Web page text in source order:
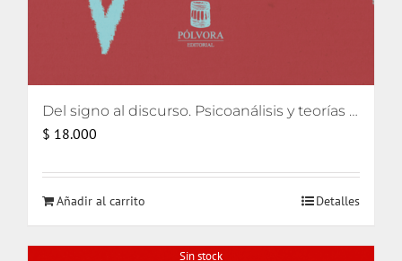
Del signo al discurso. Psicoanálisis y teorías del lenguaje
$ 18.000
Añadir al carrito Detalles
Sin stock